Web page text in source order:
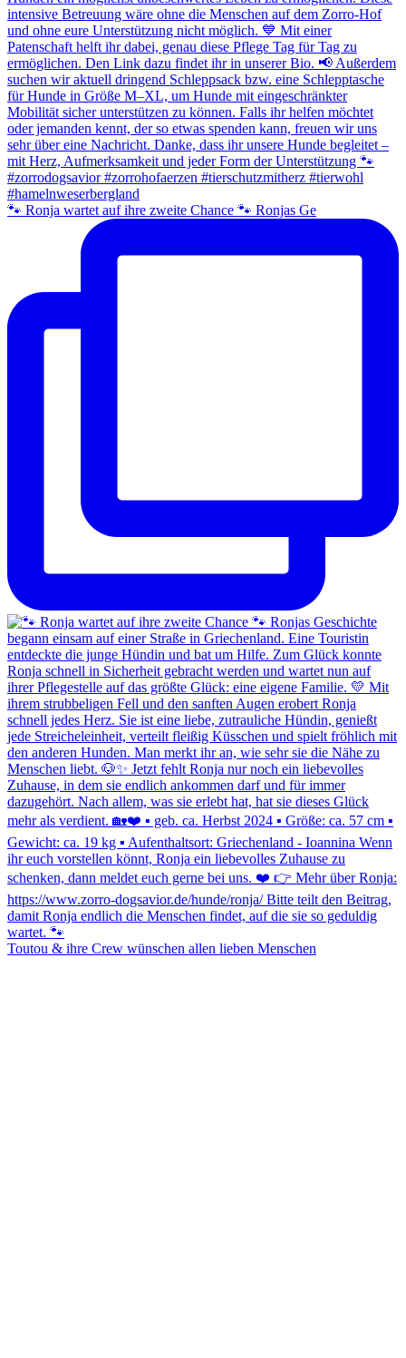
🐾 Ronja wartet auf ihre zweite Chance 🐾 Ronjas Ge
Toutou & ihre Crew wünschen allen lieben Menschen